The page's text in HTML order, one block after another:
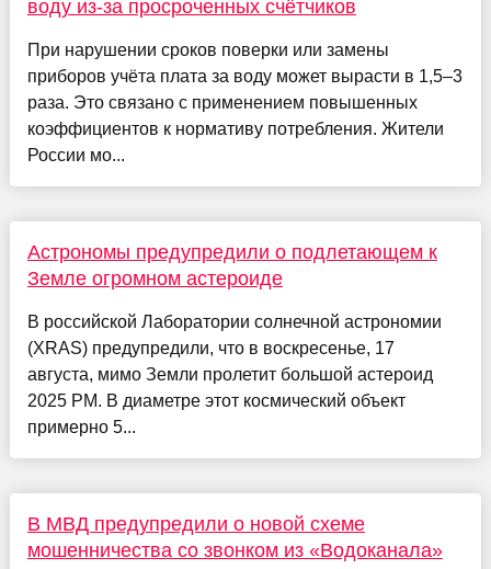
воду из-за просроченных счётчиков
При нарушении сроков поверки или замены
приборов учёта плата за воду может вырасти в 1,5–3
раза. Это связано с применением повышенных
коэффициентов к нормативу потребления. Жители
России мо...
Астрономы предупредили о подлетающем к
Земле огромном астероиде
В российской Лаборатории солнечной астрономии
(XRAS) предупредили, что в воскресенье, 17
августа, мимо Земли пролетит большой астероид
2025 PM. В диаметре этот космический объект
примерно 5...
В МВД предупредили о новой схеме
мошенничества со звонком из «Водоканала»